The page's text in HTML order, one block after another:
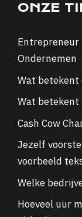
ONZE
Entrepreneur
Ondernemen
Wat betekent
Wat betekent
Cash Cow
Jezelf
voorbeeld
Welke
Hoeveel uur